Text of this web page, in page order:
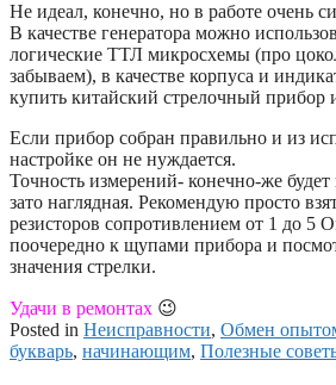
Не идеал, конечно, но в работе очень
В качестве генератора можно
логические ТТЛ микросхемы (про
забываем), в качестве корпуса и
купить китайский стрелочный прибор
Если прибор собран правильно и из
настройке он не нуждается.
Точность измерений- конечно-же
зато наглядная. Рекомендую просто
резисторов сопротивлением от 1 до 5
поочередно к щупами прибора и
значения стрелки.
Удачи в ремонтах 😉
Posted in Неисправности, Обмен
букварь, начинающим, Полезные